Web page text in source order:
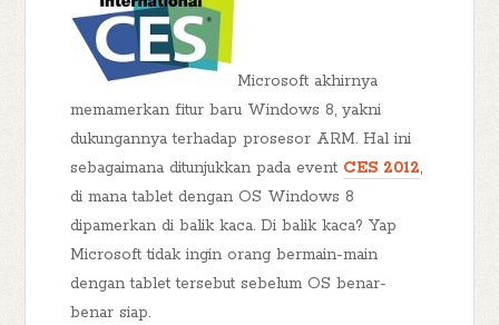
Microsoft akhirnya
memamerkan fitur baru Windows 8, yakni
dukungannya terhadap prosesor ARM. Hal ini
sebagaimana ditunjukkan pada event CES 2012,
di mana tablet dengan OS Windows 8
dipamerkan di balik kaca. Di balik kaca? Yap
Microsoft tidak ingin orang bermain-main
dengan tablet tersebut sebelum OS benar-
benar siap.